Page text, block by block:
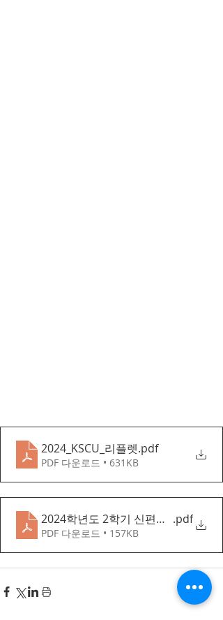
2024_KSCU_리플렛.pdf
PDF 다운로드 • 631KB
2024학년도 2학기 신편입생 모집 일
.pdf
PDF 다운로드 • 157KB